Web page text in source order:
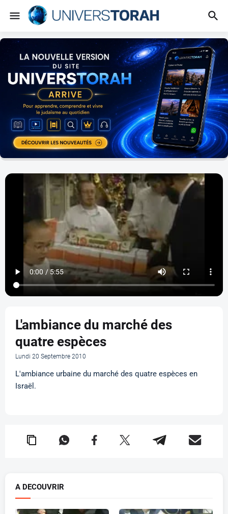
L'ambiance du marché des
quatre espèces
Lundi 20 Septembre 2010
L'ambiance urbaine du marché des quatre espèces en
Israël.
A DECOUVRIR